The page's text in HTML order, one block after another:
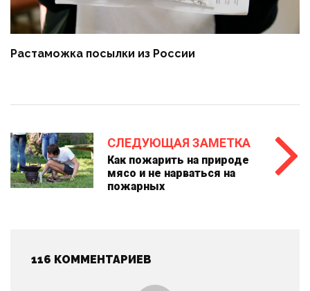
Растаможка посылки из России
СЛЕДУЮЩАЯ ЗАМЕТКА
Как пожарить на природе
мясо и не нарваться на
пожарных
116 КОММЕНТАРИЕВ